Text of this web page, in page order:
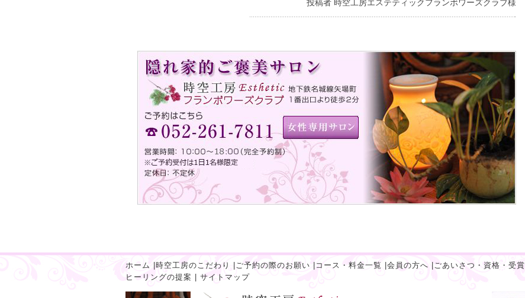
投稿者 時空工房エステティックフランボワーズクラブ様
ホーム 時空工房のこだわり ご予約の際のお願い コース・料金一覧 会員の方へ ごあいさつ・資格・受賞
ヒーリングの提案
サイトマップ